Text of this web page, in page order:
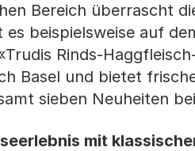
Bereich überrascht
es beispielsweise auf
Rinds-
Basel und bietet
sieben Neuheiten
mit